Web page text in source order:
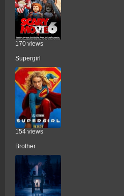
170 views
Supergirl
154 views
Brother